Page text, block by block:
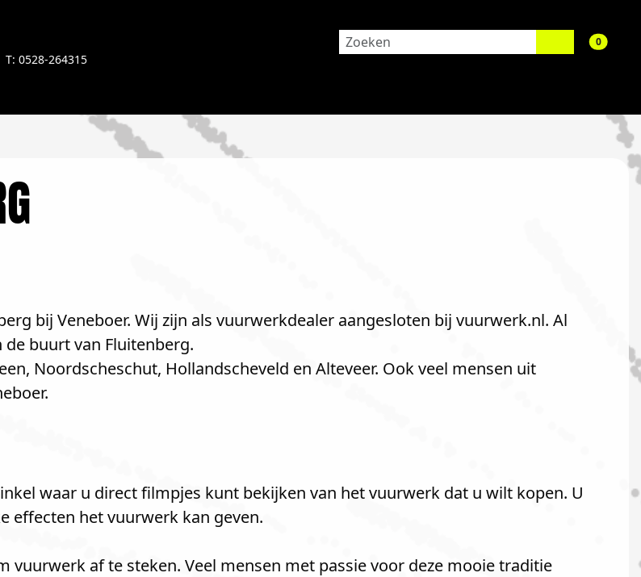
T: 0528-264315
0aantal
bij Veneboer. Wij zijn als vuurwerkdealer aangesloten bij vuurwerk.nl. Al
buurt van Fluitenberg.
Noordscheschut, Hollandscheveld en Alteveer. Ook veel mensen uit
waar u direct filmpjes kunt bekijken van het vuurwerk dat u wilt kopen. U
effecten het vuurwerk kan geven.
vuurwerk af te steken. Veel mensen met passie voor deze mooie traditie